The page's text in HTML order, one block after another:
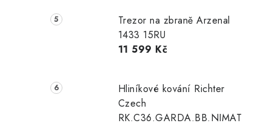
Trezor na zbraně Arzenal
1433 15RU
11 599 Kč
Hliníkové kování Richter
Czech
RK.C36.GARDA.BB.NIMAT